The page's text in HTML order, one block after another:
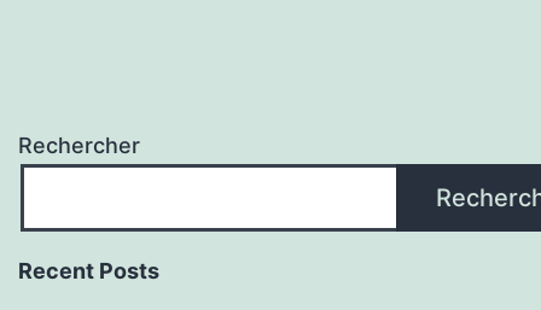
Rechercher
Recent Posts